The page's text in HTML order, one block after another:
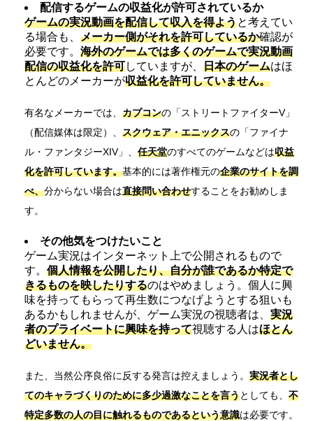
配信するゲームの収益化が許可されているか
ゲームの実況動画を配信して収入を得ようと考えてい
る場合も、 メーカー側がそれを許可しているか確認が
必要です。 海外のゲームでは多くのゲームで実況動画
配信の収益化を許可していますが、 日本のゲームはほ
とんどのメーカーが収益化を許可していません。
有名なメーカーでは、 カプコンの「ストリートファイターV」
（配信媒体は限定）、 スクウェア・エニックスの「ファイナ
ル・ファンタジーXIV」、 任天堂のすべてのゲームなどは収益
化を許可しています。基本的には著作権元の企業のサイトを調
べ、分からない場合は直接問い合わせすることをお勧めしま
す。
その他気をつけたいこと
ゲーム実況はインターネット上で公開されるもので
す。 個人情報を公開したり、自分が誰であるか特定で
きるものを映したりするのはやめましょう。個人に興
味を持ってもらって再生数につなげようとする狙いも
あるかもしれませんが、ゲーム実況の視聴者は、 実況
者のプライベートに興味を持って視聴する人はほとん
どいません。
また、当然公序良俗に反する発言は控えましょう。 実況者とし
てのキャラづくりのために多少過激なことを言うとしても、 不
特定多数の人の目に触れるものであるという意識は必要です。